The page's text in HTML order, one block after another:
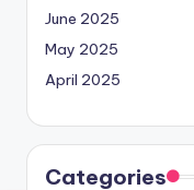
June 2025
May 2025
April 2025
Categories